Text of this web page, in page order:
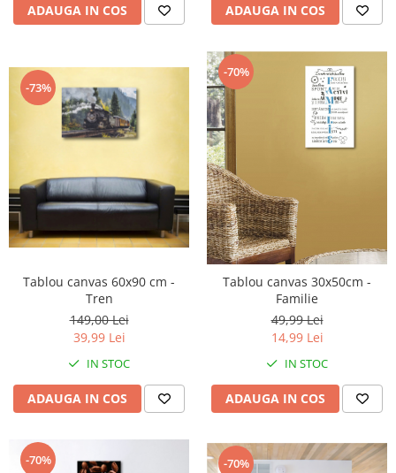
ADAUGA IN COS ADAUGA IN COS
-73%
Tablou canvas 60x90 cm -
Tren
149,00 Lei
39,99 Lei
IN STOC
ADAUGA IN COS
-70%
Tablou canvas 30x50cm -
Familie
49,99 Lei
14,99 Lei
IN STOC
ADAUGA IN COS
-70% -70%